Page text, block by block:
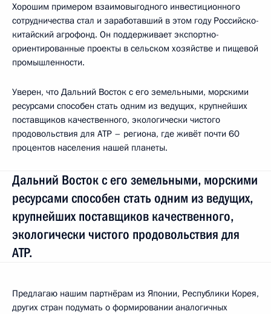
Хорошим примером взаимовыгодного инвестиционного
сотрудничества стал и заработавший в этом году Российско-
китайский агрофонд. Он поддерживает экспортно-
ориентированные проекты в сельском хозяйстве и пищевой
промышленности.
Уверен, что Дальний Восток с его земельными, морскими
ресурсами способен стать одним из ведущих, крупнейших
поставщиков качественного, экологически чистого
продовольствия для АТР – региона, где живёт почти 60
процентов населения нашей планеты.
Дальний Восток с его земельными, морскими
ресурсами способен стать одним из ведущих,
крупнейших поставщиков качественного,
экологически чистого продовольствия для
АТР.
Предлагаю нашим партнёрам из Японии, Республики Корея,
других стран подумать о формировании аналогичных